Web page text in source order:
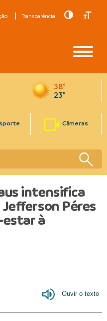
Transparência Toggle
38°
23°
Câmeras
intensifica
Péres
à